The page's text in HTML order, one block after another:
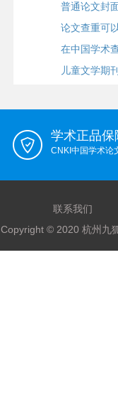
普通论文封
论文查重可
在中国学术
儿童文学期
学术正品保
CNKI中国学术论
联系我们
Copyright © 2020 杭州九